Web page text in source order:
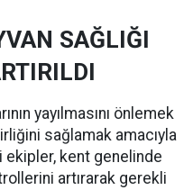
SAĞLIĞI
yayılmasını önlemek
sağlamak amacıyla
ekipler, kent genelinde
artırarak gerekli